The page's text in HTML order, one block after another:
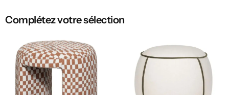
Complétez votre sélection